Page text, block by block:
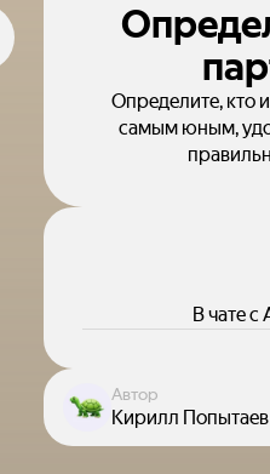
Определите, кто
самым юным,
В чате с
Автор
Кирилл Попытаев